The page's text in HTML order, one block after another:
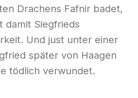
Drachens Fafnir badet,
damit Siegfrieds
Und just unter einer
später von Haagen
tödlich verwundet.